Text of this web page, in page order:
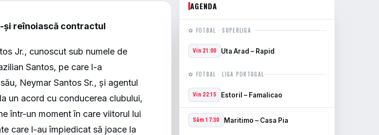
și reînoiască contractul
Jr., cunoscut sub numele de
Santos, pe care l-a
Neymar Santos Sr., și agentul
un acord cu conducerea clubului,
într-un moment în care viitorul lui
care l-au împiedicat să joace la
AGENDA
⚽ FOTBAL · SUPERLIGA
Vin 21:00 Uta Arad – Rapid
⚽ FOTBAL · LIGA PORTUGAL
Vin 22:15 Estoril – Famalicao
Sâm 17:30 Maritimo – Casa Pia